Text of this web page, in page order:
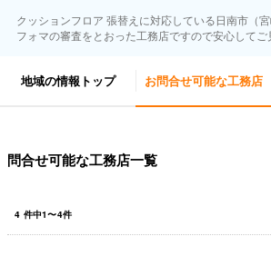
クッションフロア 張替えに対応している日南市（
フォマの審査をとおった工務店ですので安心してご
地域の情報トップ お問合せ可能な工務店
問合せ可能な工務店一覧
4 件中1〜4件